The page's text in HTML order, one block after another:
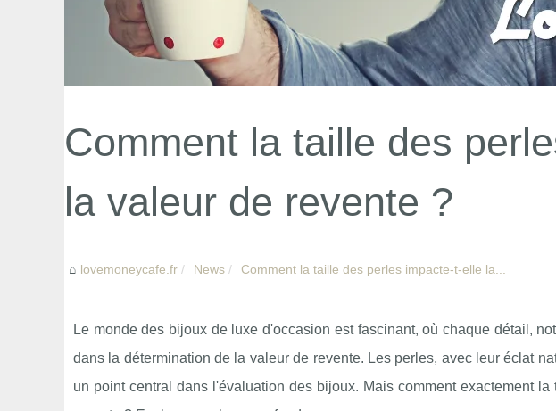
Comment la taille des
la valeur de revente ?
lovemoneycafe.fr News Comment la taille des perles impacte-t-elle la...
Le monde des bijoux de luxe d'occasion est fascinant, où chaque détail,
dans la détermination de la valeur de revente. Les perles, avec leur éclat
un point central dans l'évaluation des bijoux. Mais comment exactement